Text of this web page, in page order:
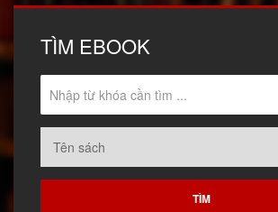
TÌM EBOOK